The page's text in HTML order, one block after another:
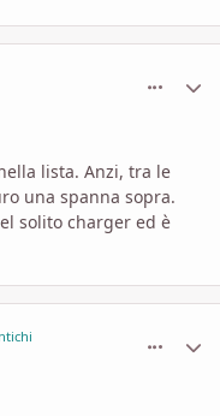
lista. Anzi, tra le
una spanna sopra.
solito charger ed è